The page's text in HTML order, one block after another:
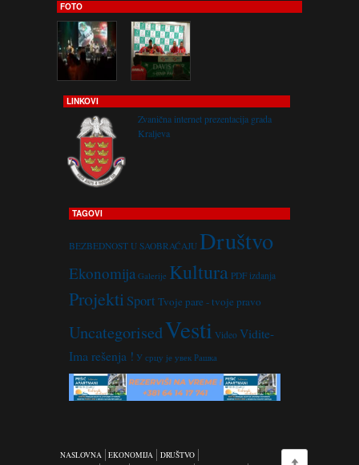
FOTO
LINKOVI
Zvanična internet prezentacija grada
Kraljeva
TAGOVI
BEZBEDNOST U SAOBRAĆAJU Društvo
Ekonomija Galerije Kultura PDF izdanja
Projekti Sport Tvoje pare - tvoje pravo
UncategorisedVesti Video Vidite-
Ima rešenja ! У срцу је увек Рашка
NASLOVNA EKONOMIJA
DRUŠTVO